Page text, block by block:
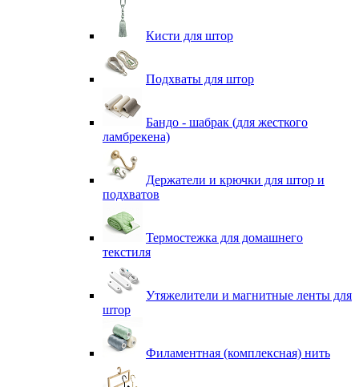
Кисти для штор
Подхваты для штор
Бандо - шабрак (для жесткого
ламбрекена)
Держатели и крючки для штор и
подхватов
Термостежка для домашнего
текстиля
Утяжелители и магнитные ленты для
штор
Филаментная (комплексная) нить